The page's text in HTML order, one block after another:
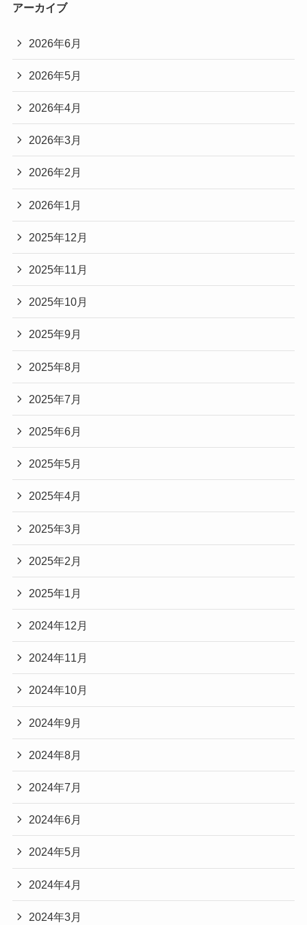
アーカイブ
2026年6月
2026年5月
2026年4月
2026年3月
2026年2月
2026年1月
2025年12月
2025年11月
2025年10月
2025年9月
2025年8月
2025年7月
2025年6月
2025年5月
2025年4月
2025年3月
2025年2月
2025年1月
2024年12月
2024年11月
2024年10月
2024年9月
2024年8月
2024年7月
2024年6月
2024年5月
2024年4月
2024年3月